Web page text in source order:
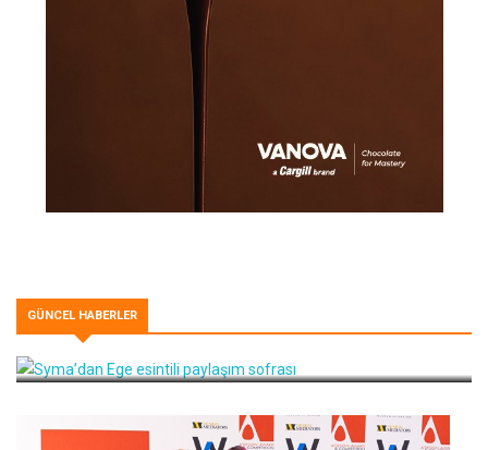
GÜNCEL HABERLER
Syma’dan Ege esintili paylaşım sofrası